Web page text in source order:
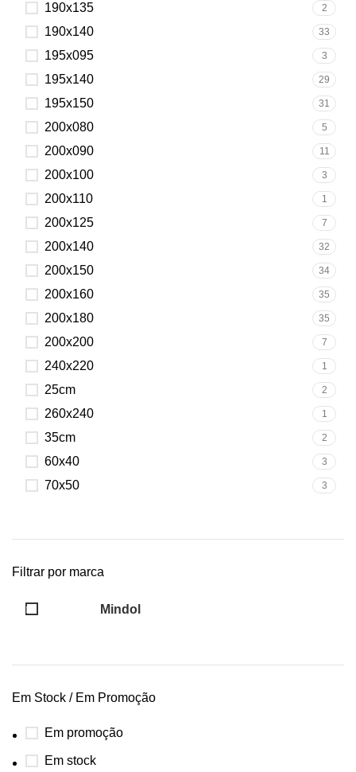
190x135 2
190x140 33
195x095 3
195x140 29
195x150 31
200x080 5
200x090 11
200x100 3
200x110 1
200x125 7
200x140 32
200x150 34
200x160 35
200x180 35
200x200 7
240x220 1
25cm 2
260x240 1
35cm 2
60x40 3
70x50 3
Filtrar por marca
Mindol
Em Stock / Em Promoção
Em promoção
Em stock